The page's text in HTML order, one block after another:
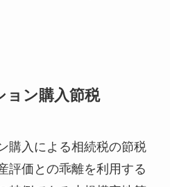
ョン購入節税
購入による相続税の節税
評価との乖離を利用する